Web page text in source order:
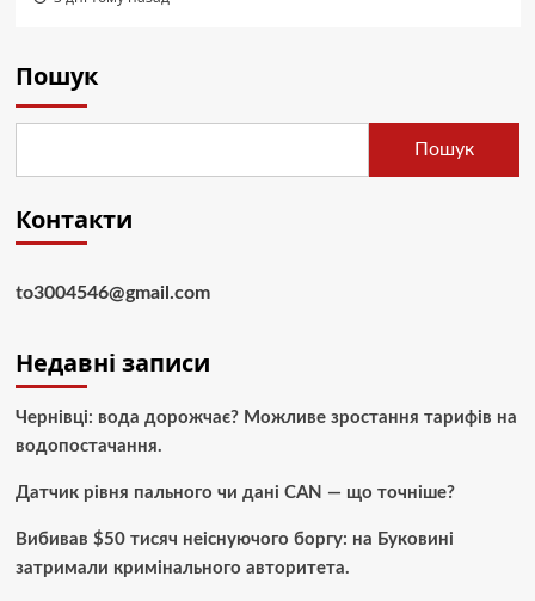
Пошук
Пошук
Контакти
to3004546@gmail.com
Недавні записи
Чернівці: вода дорожчає? Можливе зростання тарифів на
водопостачання.
Датчик рівня пального чи дані CAN — що точніше?
Вибивав $50 тисяч неіснуючого боргу: на Буковині
затримали кримінального авторитета.